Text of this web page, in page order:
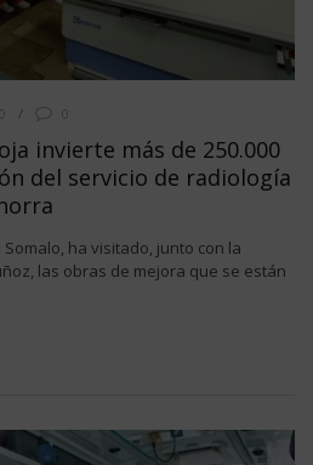
invierte más de 250.000
del servicio de radiología
ha visitado, junto con la
las obras de mejora que se están